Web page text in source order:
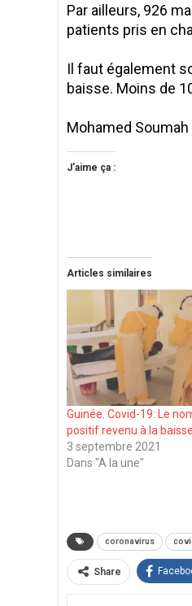
Par ailleurs, 926
patients pris en
Il faut également
baisse. Moins de
Mohamed
J’aime ça :
Articles similaires
Guinée. Covid-19: Le
positif revenu à la baisse
3 septembre 2021
Dans "A la une"
coronavirus
Share